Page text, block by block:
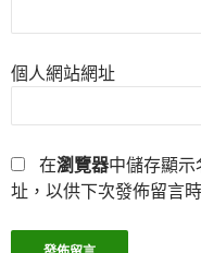
個人網站網址
在瀏覽器中儲存顯
址，以供下次發佈留言